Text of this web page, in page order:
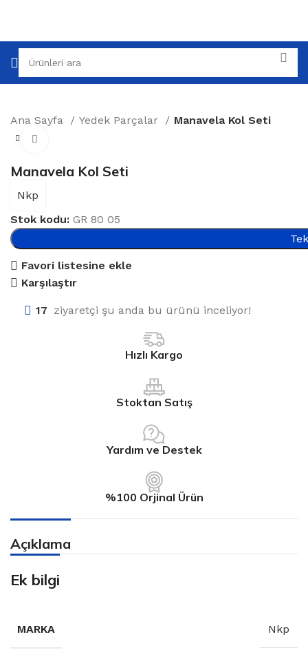
Ana Sayfa Yedek Parçalar Manavela Kol Seti
Manavela Kol Seti
Nkp
Stok kodu: GR 80 05
Favori listesine ekle
Karşılaştır
17 ziyaretçi şu anda bu ürünü inceliyor!
Hızlı Kargo
Stoktan Satış
Yardım ve Destek
%100 Orjinal Ürün
Açıklama
Ek bilgi
MARKA Nkp